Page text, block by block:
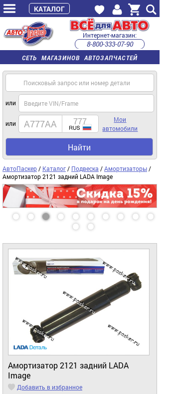
СЕТЬ МАГАЗИНОВ АВТОЗАПЧАСТЕЙ
Интернет-магазин:
8-800-333-07-90
часы работы с 9:00 до 22:00 (пн-пт)
или
или
Мои
автомобили
Найти
АвтоПаскер / Каталог / Подвеска /Амортизаторы /
Амортизатор 2121 задний LADA Image
Амортизатор 2121 задний LADA
Image
Добавить в избранное
КАТАЛОГ